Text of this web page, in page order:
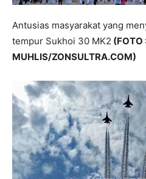
Antusias masyarakat yang
tempur Sukhoi 30 MK2 (FOTO
MUHLIS/ZONSULTRA.COM)